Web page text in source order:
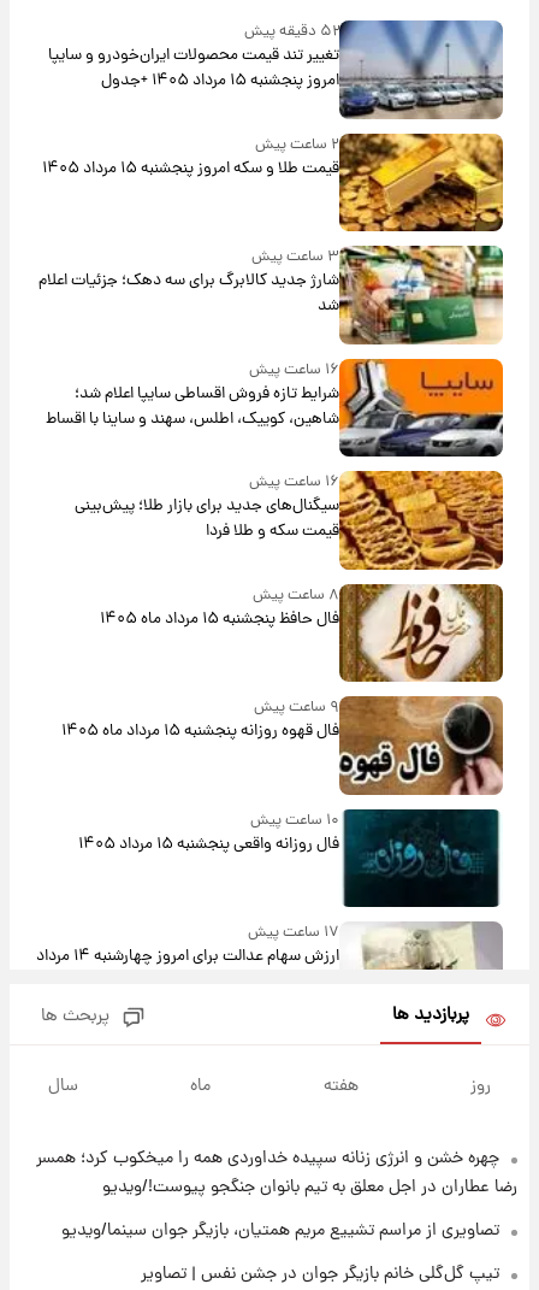
۵۲ دقیقه پیش
تغییر تند قیمت محصولات ایران‌خودرو و سایپا
امروز پنجشنبه ۱۵ مرداد ۱۴۰۵ +جدول
۲ ساعت پیش
قیمت طلا و سکه امروز پنجشنبه ۱۵ مرداد ۱۴۰۵
۳ ساعت پیش
شارژ جدید کالابرگ برای سه دهک؛ جزئیات اعلام
شد
۱۶ ساعت پیش
شرایط تازه فروش اقساطی سایپا اعلام شد؛
شاهین، کوییک، اطلس، سهند و ساینا با اقساط
بلندمدت + جدول
۱۶ ساعت پیش
سیگنال‌های جدید برای بازار طلا؛ پیش‌بینی
قیمت سکه و طلا فردا
۸ ساعت پیش
فال حافظ پنجشنبه ۱۵ مرداد ماه ۱۴۰۵
۹ ساعت پیش
فال قهوه روزانه پنجشنبه ۱۵ مرداد ماه ۱۴۰۵
۱۰ ساعت پیش
فال روزانه واقعی پنجشنبه ۱۵ مرداد ۱۴۰۵
۱۷ ساعت پیش
ارزش سهام عدالت برای امروز چهارشنبه ۱۴ مرداد
نام خودرو، مبلغ پیش پرداخت و زمان تحویل |
۲۲ ساعت پیش
زمان پخش «مرد سه هزار چهره» مشخص شد
۲۳ ساعت پیش
پربازدید ها پربحث ها
روز هفته ماه سال
چهره خشن و انرژی زنانه سپیده خداوردی همه را میخکوب کرد؛ همسر
رضا عطاران در اجل معلق به تیم بانوان جنگجو پیوست!/ویدیو
تصاویری از مراسم تشییع مریم همتیان، بازیگر جوان سینما/ویدیو
تیپ گل‌گلی خانم بازیگر جوان در جشن نفس | تصاویر